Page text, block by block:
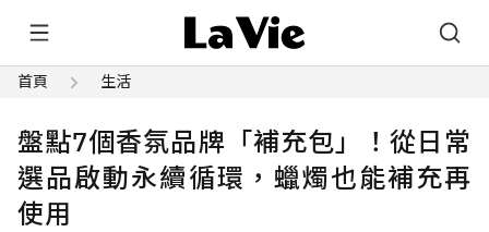
首頁 生活
盤點7個香氛品牌「補充包」！從日常
選品啟動永續循環，蠟燭也能補充再
使用